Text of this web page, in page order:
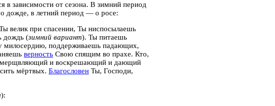
в зависимости от сезона. В зимний период
о дожде, в летний период — о росе:
велик при спасении, Ты ниспосылаешь
дождь (зимний вариант). Ты питаешь
милосердию, поддерживаешь падающих,
верность Свою спящим во прахе. Кто,
и воскрешающий и дающий
мёртвых. Благословен Ты, Господи,
):